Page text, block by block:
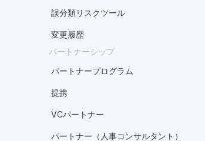
誤分類リスクツール
変更履歴
パートナーシップ
パートナープログラム
提携
VCパートナー
パートナー（人事コンサルタント）